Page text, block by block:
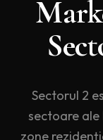
Sectorul 2
sectoare ale
zone